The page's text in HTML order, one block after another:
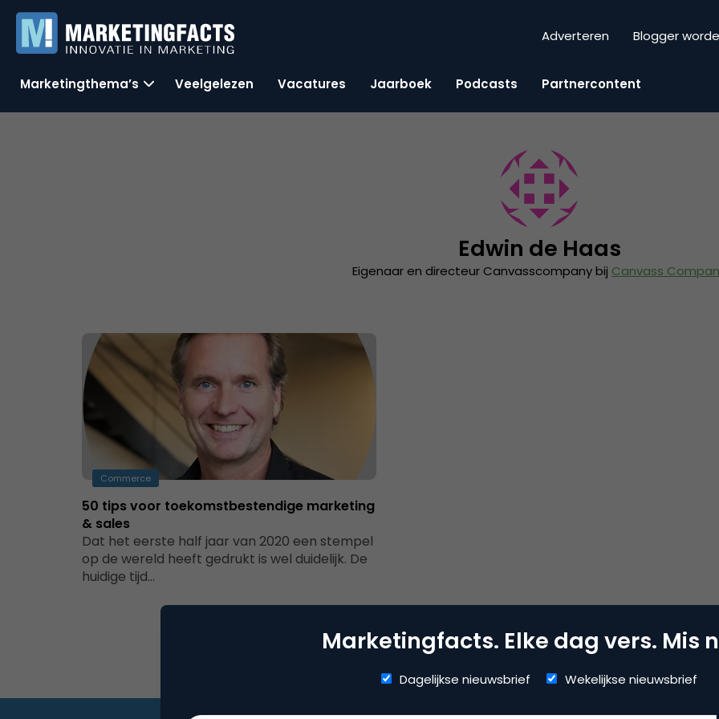
Adverteren Blogger
Marketingthema’s Veelgelezen Vacatures Jaarboek Podcasts Partnercontent
Edwin de Haas
Eigenaar en directeur Canvasscompany bij Canvass
Commerce
50 tips voor toekomstbestendige marketing
& sales
Dat het eerste half jaar van 2020 een stempel
op de wereld heeft gedrukt is wel duidelijk. De
huidige tijd…
Marketingfacts. Elke dag vers. Mis
Dagelijkse nieuwsbrief Wekelijkse nieuwsbrief